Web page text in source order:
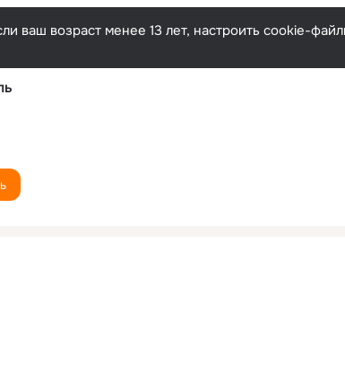
Русский
ваш возраст менее 13 лет, настроить cookie-